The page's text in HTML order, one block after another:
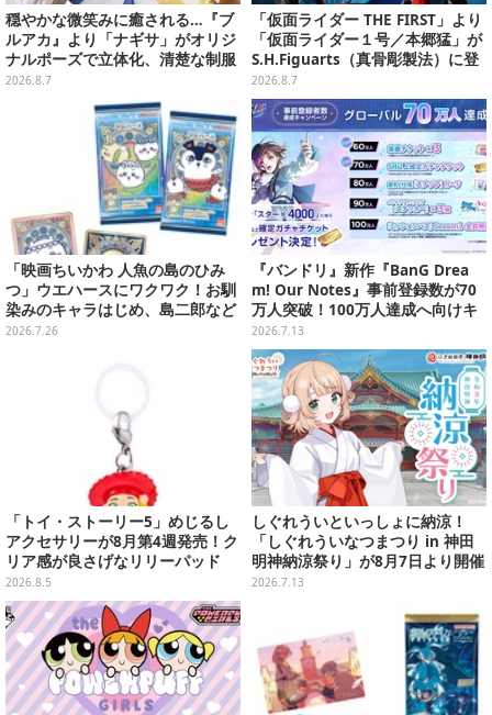
穏やかな微笑みに癒される…『ブ
ルアカ』より「ナギサ」がオリジ
ナルポーズで立体化、清楚な制服
は白の彩色にこだわり
2026.8.7
「仮面ライダー THE FIRST」より
「仮面ライダー１号／本郷猛」が
S.H.Figuarts（真骨彫製法）に登
場！8月18日より予約受付開始
2026.8.7
「映画ちいかわ 人魚の島のひみ
つ」ウエハースにワクワク！お馴
染みのキャラはじめ、島二郎など
セイレーン編カード全22種
2026.7.26
『バンドリ』新作『BanG Drea
m! Our Notes』事前登録数が70
万人突破！100万人達成へ向けキ
ャンペーン継続中
2026.7.13
「トイ・ストーリー5」めじるし
アクセサリーが8月第4週発売！ク
リア感が良さげなリリーパッド
や、ジェシーなど全5種ラインナ
ップ
2026.8.5
しぐれういといっしょに納涼！
「しぐれういなつまつり in 神田
明神納涼祭り」が8月7日より開催
決定
2026.7.13